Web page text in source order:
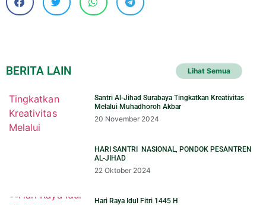
BERITA LAIN Lihat Semua
Santri Al-Jihad Surabaya Tingkatkan Kreativitas
Melalui Muhadhoroh Akbar
20 November 2024
HARI SANTRI NASIONAL, PONDOK PESANTREN
AL-JIHAD
22 Oktober 2024
Hari Raya Idul Fitri 1445 H